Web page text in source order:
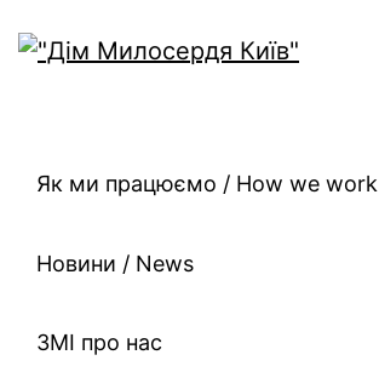
Як ми працюємо / How we work
Новини / News
ЗМІ про нас